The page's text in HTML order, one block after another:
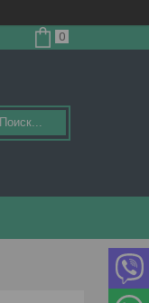
Поиск...